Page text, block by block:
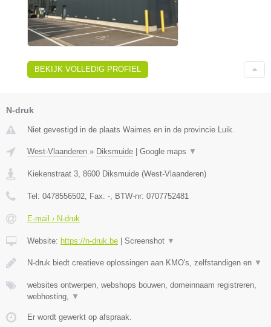
BEKIJK VOLLEDIG PROFIEL
N-druk
Niet gevestigd in de plaats Waimes en in de provincie Luik.
West-Vlaanderen » Diksmuide | Google maps ▼
Kiekenstraat 3 8600 Diksmuide (West-Vlaanderen)
Tel: 0478556502 , Fax: - , BTW-nr: 0707752481
E-mail › N-druk
Website: https://n-druk.be | Screenshot ▼
N-druk biedt creatieve oplossingen aan KMO's, zelfstandigen en ▼
websites ontwerpen, webshops bouwen, domeinnaam registreren,
webhosting,
▼
Er wordt gewerkt op afspraak.